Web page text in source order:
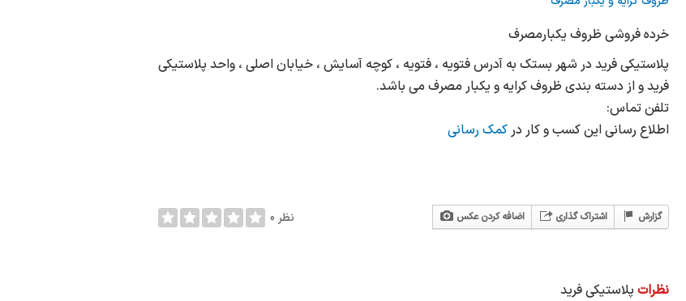
خرده فروشی ظروف یکبارمصرف
پلاستیکی فرید در شهر بستک به آدرس فتویه ، فتویه ، کوچه آسایش ، خیابان اصلی ، واحد پلاستیکی
فرید و از دسته بندی ظروف کرایه و یکبار مصرف می باشد.
تلفن تماس:
اطلاع رسانی این کسب و کار درکمک رسانی
اضافه کردن عکس اشتراک گذاری گزارش 0 نظر
نظرات پلاستیکی فرید